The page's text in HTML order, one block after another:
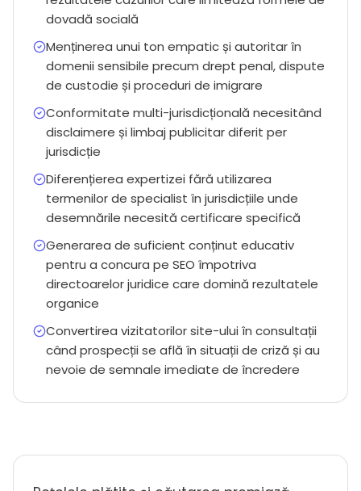
dovadă socială
Menținerea unui ton empatic și autoritar în
domenii sensibile precum drept penal, dispute
de custodie și proceduri de imigrare
Conformitate multi-jurisdicțională necesitând
disclaimere și limbaj publicitar diferit per
jurisdicție
Diferențierea expertizei fără utilizarea
termenilor de specialist în jurisdicțiile unde
desemnările necesită certificare specifică
Generarea de suficient conținut educativ
pentru a concura pe SEO împotriva
directoarelor juridice care domină rezultatele
organice
Convertirea vizitatorilor site-ului în consultații
când prospecții se află în situații de criză și au
nevoie de semnale imediate de încredere